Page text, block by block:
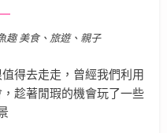
Posted on
趣 美食、旅遊、親子
得去走走，曾經我們利用
趁著閒瑕的機會玩了一些